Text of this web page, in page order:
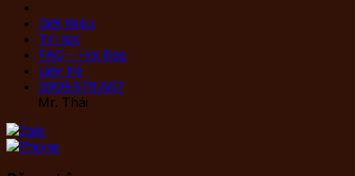
Giới thiệu
Tin tức
FAQ – Hỏi Đáp
Liên hệ
0909.978.867
Mr. Thái